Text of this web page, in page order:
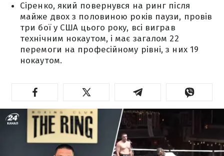
Сіренко, який повернувся на ринг після
майже двох з половиною років паузи, провів
три бої у США цього року, всі виграв
технічним нокаутом, і має загалом 22
перемоги на професійному рівні, з них 19
нокаутом.